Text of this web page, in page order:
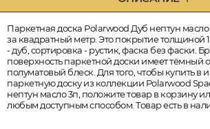
Паркетная доска Polarwood Дуб нептун
за квадратный метр. Это покрытие толщиной
- дуб, сортировка - рустик, фаска без фаски.
поверхность паркетной доски имеет тёмный
полуматовый блеск. Для того, чтобы купить в
паркетную доску из коллекции Polarwood
нептун масло 3п, положите товар в корзину
любым доступным способом. Товар есть в